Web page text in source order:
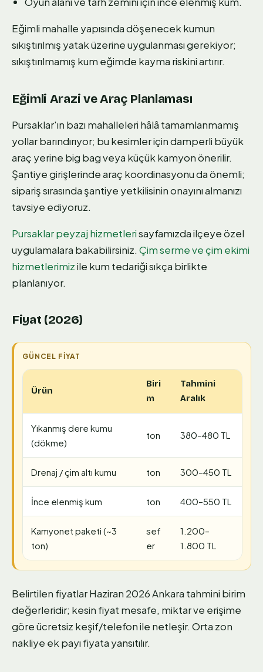
Eğimli mahalle yapısında döşenecek kumun
sıkıştırılmış yatak üzerine uygulanması gerekiyor;
sıkıştırılmamış kum eğimde kayma riskini artırır.
Eğimli Arazi ve Araç Planlaması
Pursaklar'ın bazı mahalleleri hâlâ tamamlanmamış
yollar barındırıyor; bu kesimler için damperli büyük
araç yerine big bag veya küçük kamyon önerilir.
Şantiye girişlerinde araç koordinasyonu da önemli;
sipariş sırasında şantiye yetkilisinin onayını almanızı
tavsiye ediyoruz.
Pursaklar peyzaj hizmetlerisayfamızda ilçeye özel
uygulamalara bakabilirsiniz. Çim serme ve çim ekimi
hizmetlerimizile kum tedariği sıkça birlikte
planlanıyor.
Fiyat (2026)
Ürün
Biri
m
Tahmini
Aralık
Yıkanmış dere kumu
(dökme)
ton 380–480 TL
Drenaj / çim altı kumu ton 300–450 TL
İnce elenmiş kum ton 400–550 TL
Kamyonet paketi (~3
ton)
sef
er
1.200–
1.800 TL
Belirtilen fiyatlar Haziran 2026 Ankara tahmini birim
değerleridir; kesin fiyat mesafe, miktar ve erişime
göre ücretsiz keşif/telefon ile netleşir. Orta zon
nakliye ek payı fiyata yansıtılır.